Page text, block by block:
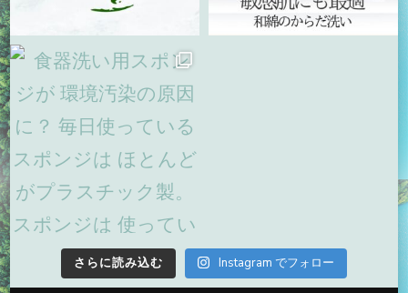
さらに読み込む Instagram でフォロー